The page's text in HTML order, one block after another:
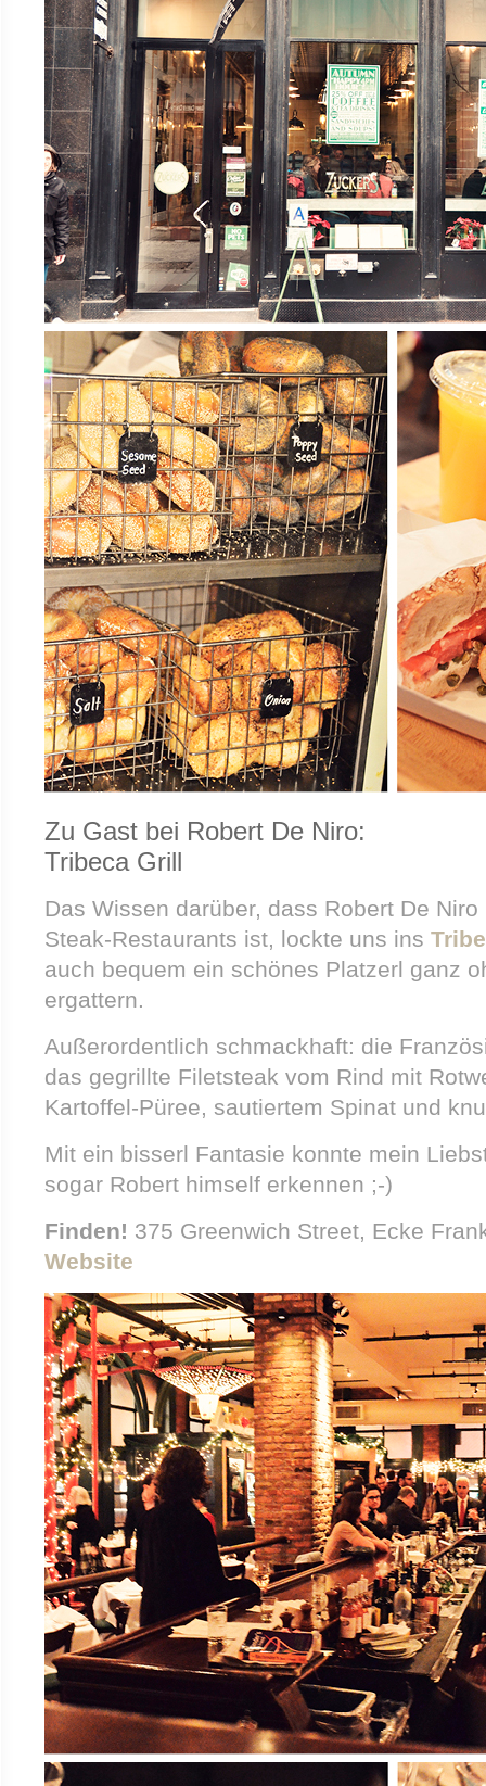
Zu Gast bei Robert De Niro:
Tribeca Grill
Das Wissen darüber, dass Robert De
Steak-Restaurants ist, lockte uns ins
auch bequem ein schönes Platzerl ganz
ergattern.
Außerordentlich schmackhaft: die
das gegrillte Filetsteak vom Rind mit
Kartoffel-Püree, sautiertem Spinat und
Mit ein bisserl Fantasie konnte mein
sogar Robert himself erkennen ;-)
Finden! 375 Greenwich Street, Ecke
Website